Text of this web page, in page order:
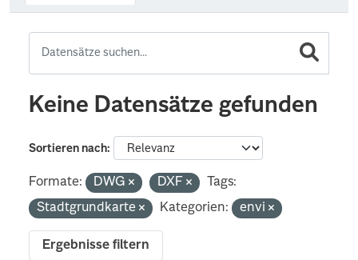
Keine Datensätze gefunden
Sortieren nach
Formate: DWG DXF
Tags:
Stadtgrundkarte
Kategorien: envi
Ergebnisse filtern